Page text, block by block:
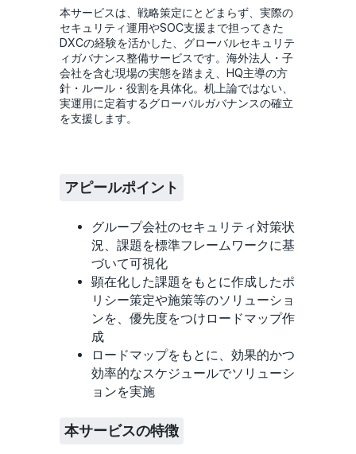
本サービスは、戦略策定にとどまらず、実際の
セキュリティ運用やSOC支援まで担ってきた
DXCの経験を活かした、グローバルセキュリテ
ィガバナンス整備サービスです。海外法人・子
会社を含む現場の実態を踏まえ、HQ主導の方
針・ルール・役割を具体化。机上論ではない、
実運用に定着するグローバルガバナンスの確立
を支援します。
アピールポイント
グループ会社のセキュリティ対策状
況、課題を標準フレームワークに基
づいて可視化
顕在化した課題をもとに作成したポ
リシー策定や施策等のソリューショ
ンを、優先度をつけロードマップ作
成
ロードマップをもとに、効果的かつ
効率的なスケジュールでソリューシ
ョンを実施
本サービスの特徴